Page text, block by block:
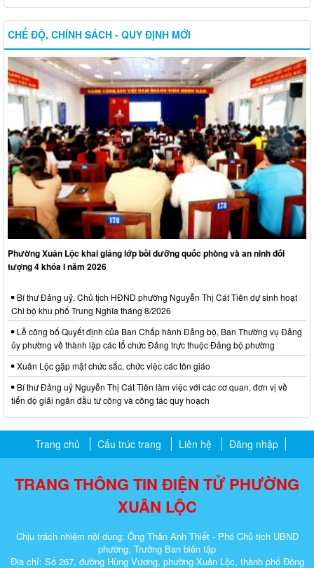
CHẾ ĐỘ, CHÍNH SÁCH - QUY ĐỊNH MỚI
Phường Xuân Lộc khai giảng lớp bồi dưỡng quốc phòng và an ninh đối
tượng 4 khóa I năm 2026
Bí thư Đảng uỷ, Chủ tịch HĐND phường Nguyễn Thị Cát Tiên dự sinh hoạt
Chi bộ khu phố Trung Nghĩa tháng 8/2026
Lễ công bố Quyết định của Ban Chấp hành Đảng bộ, Ban Thường vụ Đảng
ủy phường về thành lập các tổ chức Đảng trực thuộc Đảng bộ phường
Xuân Lộc gặp mặt chức sắc, chức việc các tôn giáo
Bí thư Đảng uỷ Nguyễn Thị Cát Tiên làm việc với các cơ quan, đơn vị về
tiến độ giải ngân đầu tư công và công tác quy hoạch
Trang chủ Cấu trúc trang Liên hệ Đăng nhập
TRANG THÔNG TIN ĐIỆN TỬ PHƯỜNG
XUÂN LỘC
Chịu trách nhiệm nội dung: Ông Thân Anh Thiết - Phó Chủ tịch UBND
phường, Trưởng Ban biên tập
Địa chỉ: Số 267, đường Hùng Vương, phường Xuân Lộc, thành phố Đồng